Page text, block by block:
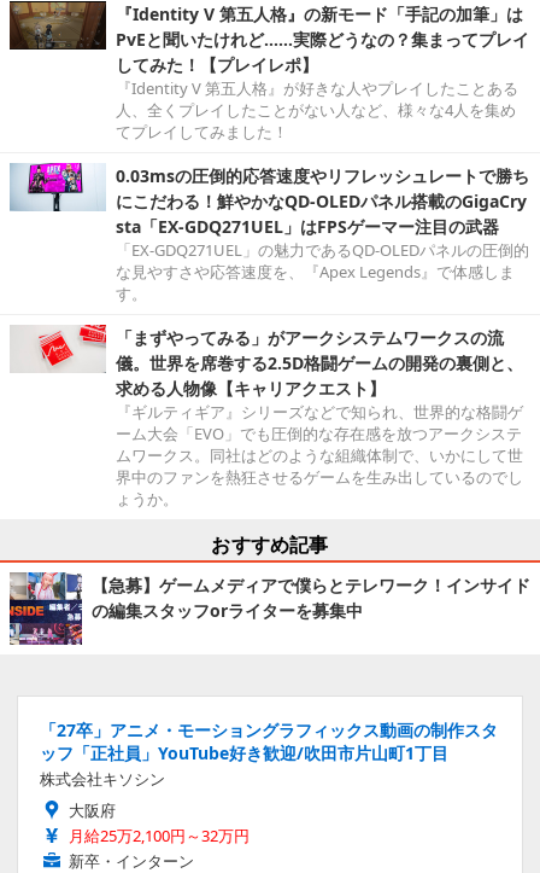
『Identity V 第五人格』の新モード「手記の加筆」は
PvEと聞いたけれど……実際どうなの？集まってプレイ
してみた！【プレイレポ】
『Identity V 第五人格』が好きな人やプレイしたことある
人、全くプレイしたことがない人など、様々な4人を集め
てプレイしてみました！
0.03msの圧倒的応答速度やリフレッシュレートで勝ち
にこだわる！鮮やかなQD-OLEDパネル搭載のGigaCry
sta「EX-GDQ271UEL」はFPSゲーマー注目の武器
「EX-GDQ271UEL」の魅力であるQD-OLEDパネルの圧倒的
な見やすさや応答速度を、『Apex Legends』で体感しま
す。
「まずやってみる」がアークシステムワークスの流
儀。世界を席巻する2.5D格闘ゲームの開発の裏側と、
求める人物像【キャリアクエスト】
『ギルティギア』シリーズなどで知られ、世界的な格闘ゲ
ーム大会「EVO」でも圧倒的な存在感を放つアークシステ
ムワークス。同社はどのような組織体制で、いかにして世
界中のファンを熱狂させるゲームを生み出しているのでし
ょうか。
おすすめ記事
【急募】ゲームメディアで僕らとテレワーク！インサイド
の編集スタッフorライターを募集中
「27卒」アニメ・モーショングラフィックス動画の制作スタ
ッフ「正社員」YouTube好き歓迎/吹田市片山町1丁目
株式会社キソシン
大阪府
月給25万2,100円～32万円
新卒・インターン